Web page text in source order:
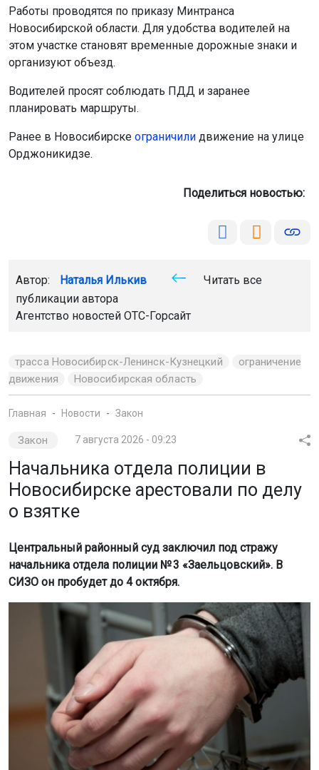
Работы проводятся по приказу Минтранса
Новосибирской области. Для удобства водителей на
этом участке становят временные дорожные знаки и
организуют объезд.
Водителей просят соблюдать ПДД и заранее
планировать маршруты.
Ранее в Новосибирске ограничили движение на улице
Орджоникидзе.
Поделиться новостью:
Автор: Наталья Илькив
Читать все
публикации автора
Агентство новостей ОТС-Горсайт
трасса Новосибирск-Ленинск-Кузнецкий
ограничение
движения
Новосибирская область
Главная Новости Закон
Закон 7 августа 2026 - 09:23
Начальника отдела полиции в
Новосибирске арестовали по делу
о взятке
Центральный районный суд заключил под стражу
начальника отдела полиции № 3 «Заельцовский». В
СИЗО он пробудет до 4 октября.